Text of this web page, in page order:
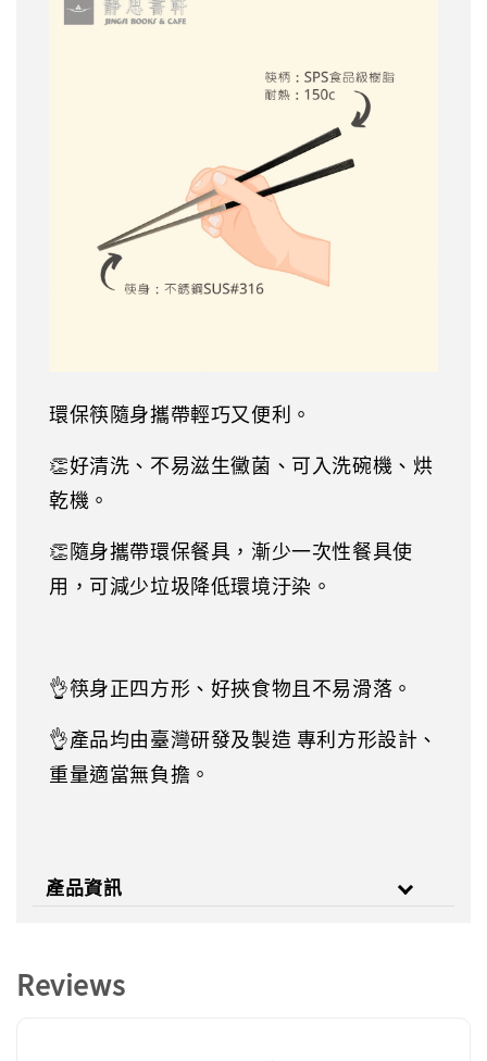
環保筷隨身攜帶輕巧又便利。
👏好清洗、不易滋生黴菌、可入洗碗機、烘
乾機。
👏隨身攜帶環保餐具，漸少一次性餐具使
用，可減少垃圾降低環境汙染。
👌筷身正四方形、好挾食物且不易滑落。
👌產品均由臺灣研發及製造 專利方形設計、
重量適當無負擔。
產品資訊
Reviews